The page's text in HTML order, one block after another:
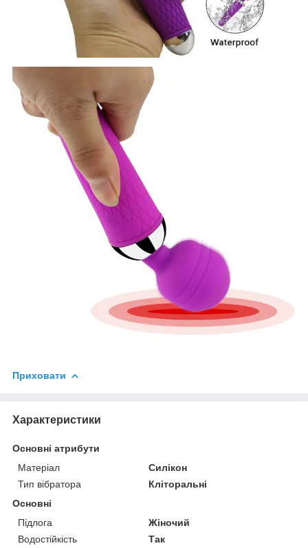
Приховати
Характеристики
Основні атрибути
Матеріал
Силікон
Тип вібратора
Кліторальні
Основні
Підлога
Жіночий
Водостійкість
Так